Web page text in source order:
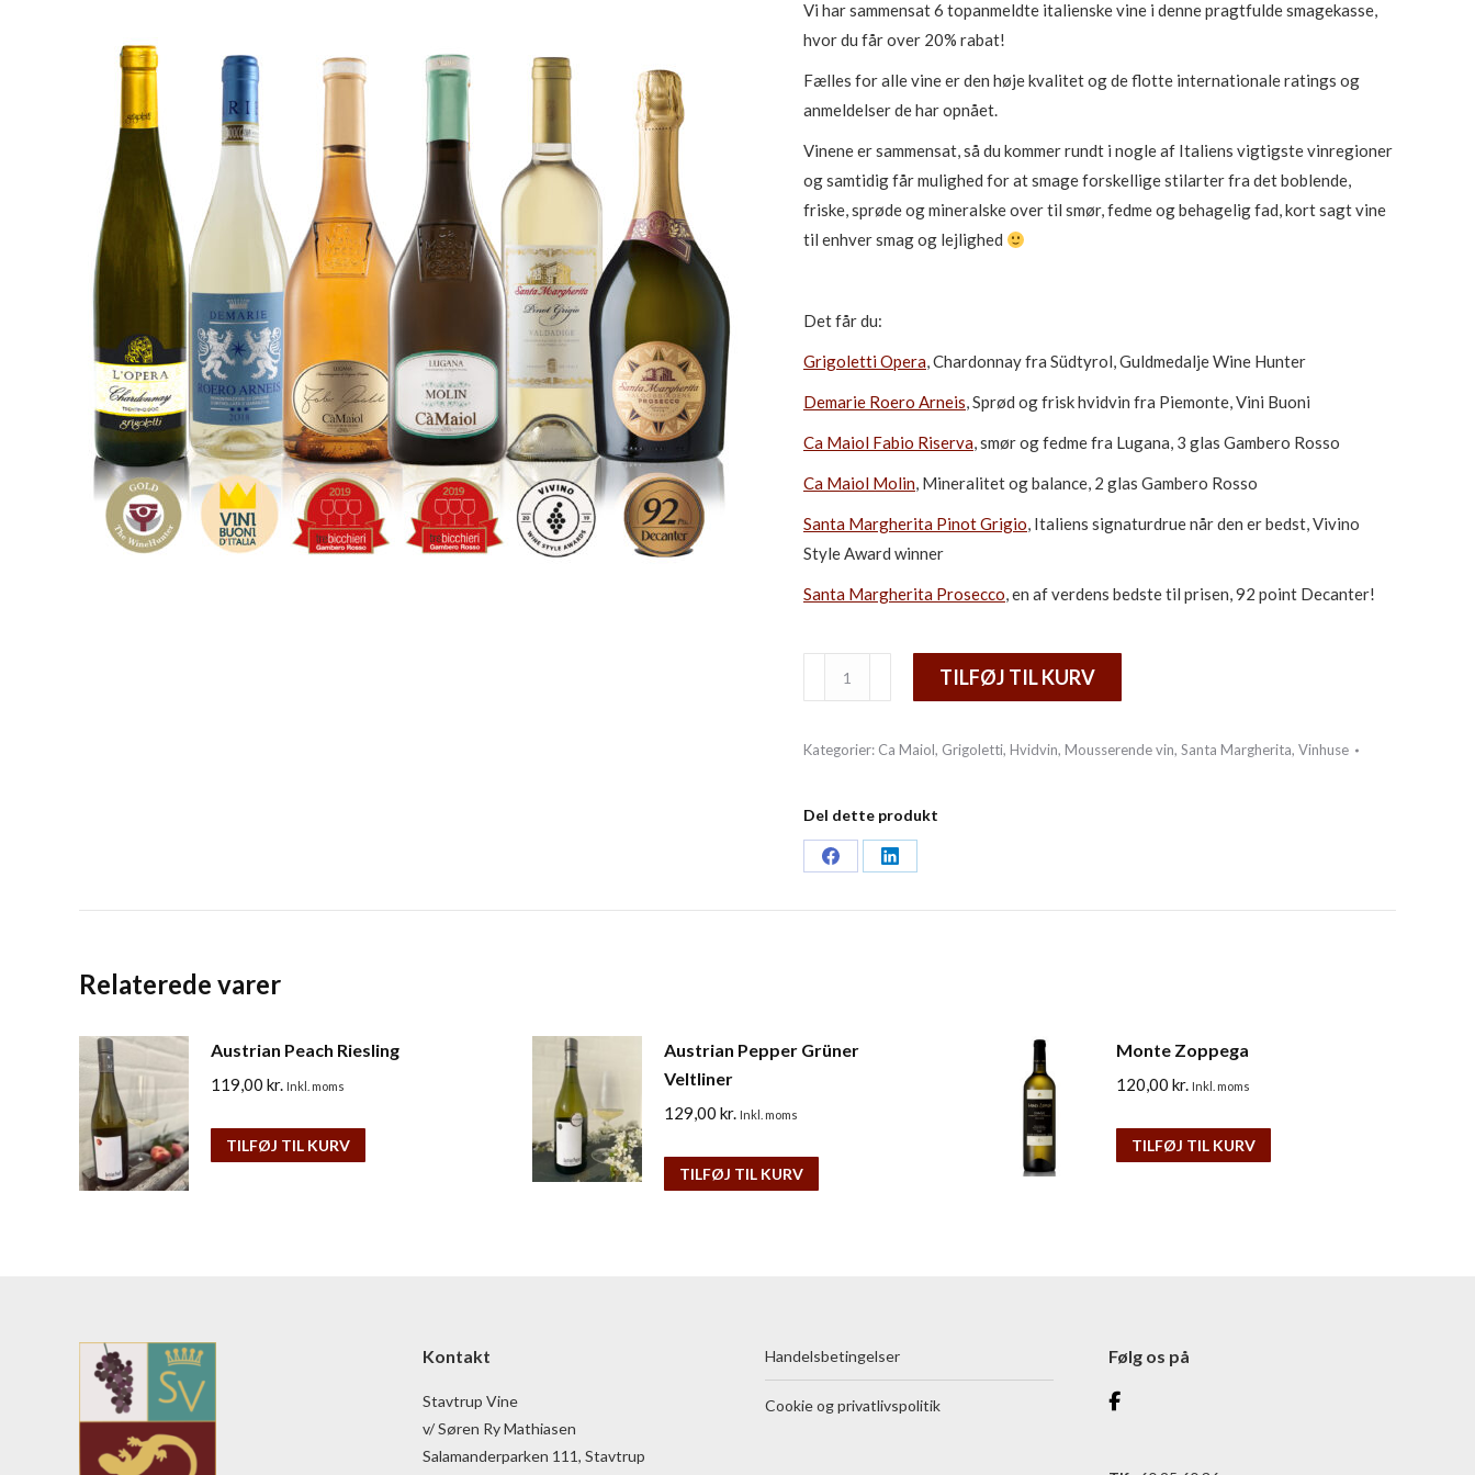
Vi har sammensat 6 topanmeldte italienske vine i denne pragtfulde smagekasse,
hvor du får over 20% rabat!
Fælles for alle vine er den høje kvalitet og de flotte internationale ratings og
anmeldelser de har opnået.
Vinene er sammensat, så du kommer rundt i nogle af Italiens vigtigste vinregioner
og samtidig får mulighed for at smage forskellige stilarter fra det boblende,
friske, sprøde og mineralske over til smør, fedme og behagelig fad, kort sagt vine
til enhver smag og lejlighed
Det får du:
Grigoletti Opera, Chardonnay fra Südtyrol, Guldmedalje Wine Hunter
Demarie Roero Arneis, Sprød og frisk hvidvin fra Piemonte, Vini Buoni
Ca Maiol Fabio Riserva, smør og fedme fra Lugana, 3 glas Gambero Rosso
Ca Maiol Molin, Mineralitet og balance, 2 glas Gambero Rosso
Santa Margherita Pinot Grigio, Italiens signaturdrue når den er bedst, Vivino
Style Award winner
Santa Margherita Prosecco, en af verdens bedste til prisen, 92 point Decanter!
topanmeldt
antal
TILFØJ TIL KURV
Kategorier: Ca Maiol, Grigoletti, Hvidvin, Mousserende vin, Santa Margherita, Vinhuse
Del dette produkt
Share
Share
Relaterede varer
Austrian Peach Riesling
119,00 kr. Inkl. moms
TILFØJ TIL KURV
Austrian Pepper Grüner
Veltliner
129,00 kr. Inkl. moms
TILFØJ TIL KURV
Monte Zoppega
120,00 kr. Inkl. moms
TILFØJ TIL KURV
Kontakt
Stavtrup Vine
v/ Søren Ry Mathiasen
Salamanderparken 111, Stavtrup
Handelsbetingelser
Cookie og privatlivspolitik
Følg os på